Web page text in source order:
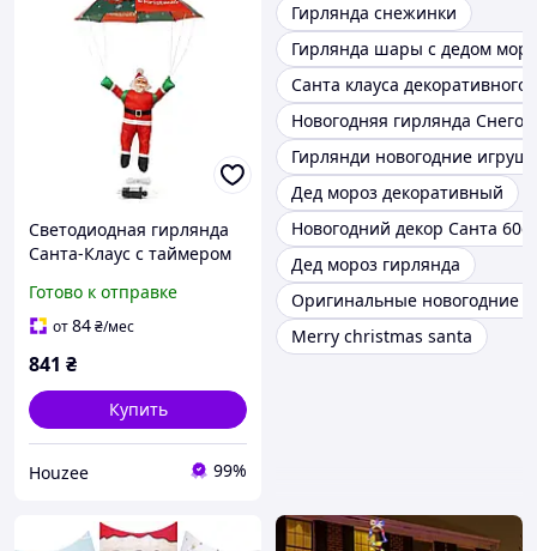
Светодиодная гирлянда
Санта-Клаус с таймером
улицы
водонепроницаемая
Готово к отправке
от84₴/мес
841 ₴
Купить
Houzee 99%
Гирлянда снежинки
Гирлянда шары с дедом
Санта клауса декоративного
Новогодняя гирлянда
Гирлянди новогодние
Дед мороз декоративный
Новогодний декор Санта
Дед мороз гирлянда
Оригинальные новогодние
Merry christmas santa